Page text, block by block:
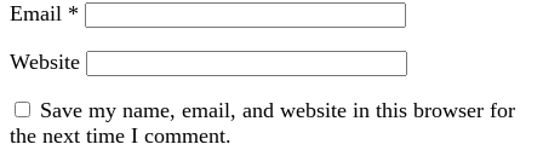
Email *
Website
Save my name, email, and website in this browser for
the next time I comment.